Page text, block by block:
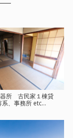
器所 古民家１棟貸
系、事務所 etc…